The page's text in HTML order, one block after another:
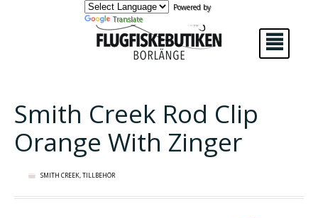
Powered by
Translate
²
Smith Creek Rod Clip
Orange With Zinger
SMITH CREEK,TILLBEHÖR